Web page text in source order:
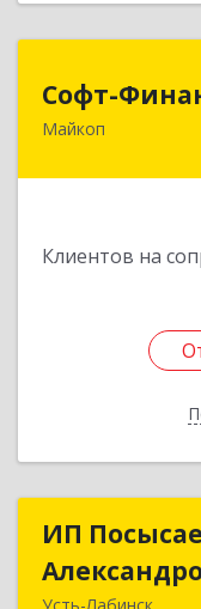
Софт-
Майкоп
Клиентов на
385006,
ИП